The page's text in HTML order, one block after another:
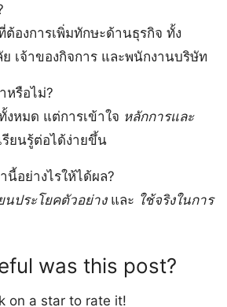
ต้องการเพิ่มทักษะด้านธุรกิจ ทั้ง
เจ้าของกิจการ และพนักงานบริษัท
หรือไม่?
งหมด แต่การเข้าใจ หลักการและ
ยนรู้ต่อได้ง่ายขึ้น
นี้อย่างไรให้ได้ผล?
นประโยคตัวอย่างและ ใช้จริงในการ
was this post?
on a star to rate it!